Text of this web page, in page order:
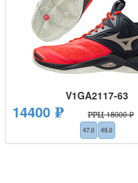
V1GA2117-63
14400 ₽ РРЦ 18000 ₽
47.0 49.0